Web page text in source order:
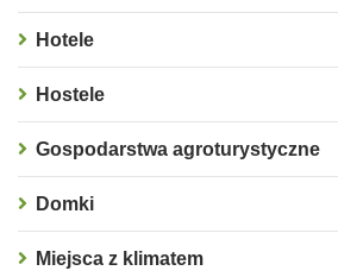
Hotele
Hostele
Gospodarstwa agroturystyczne
Domki
Miejsca z klimatem